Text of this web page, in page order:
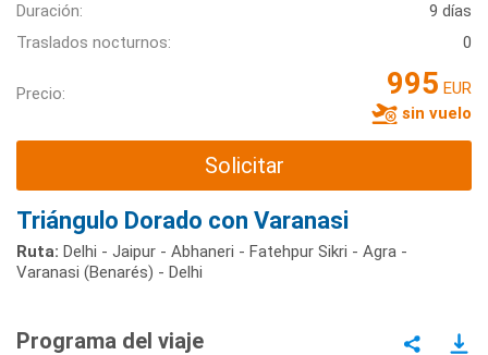
Duración:
9 días
Traslados nocturnos:
0
Precio: 995 EUR
sin vuelo
Solicitar
Triángulo Dorado con Varanasi
Ruta: Delhi - Jaipur - Abhaneri - Fatehpur Sikri - Agra -
Varanasi (Benarés) - Delhi
Programa del viaje